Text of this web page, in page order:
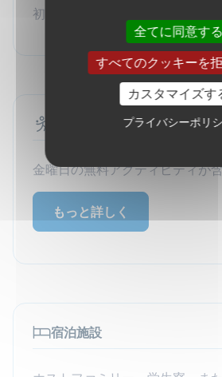
初級（レベル1）から上級（レベ
アクティビティ
金曜日の無料アクティビティが
もっと詳しく
宿泊施設
全てに同意する
すべてのクッキーを
カスタマイズす
プライバシーポリ